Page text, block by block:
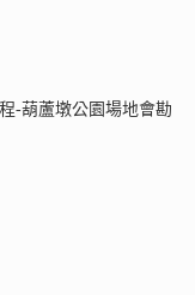
-葫蘆墩公園場地會勘